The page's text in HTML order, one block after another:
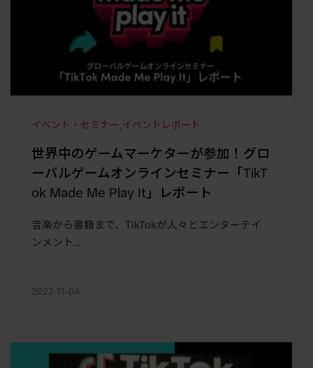
イベント・セミナー , イベントレポート
世界中のゲームマーケターが参加！グロ
ーバルゲームオンラインセミナー「TikT
ok Made Me Play It」レポート
音楽から書籍まで、TikTokが人々とエンターテイ
ンメント…
2022-11-04